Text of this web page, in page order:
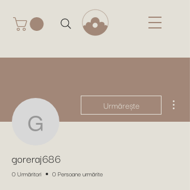
goreraj686
Urmărește
goreraj686
0 Urmăritori 0 Persoane urmărite